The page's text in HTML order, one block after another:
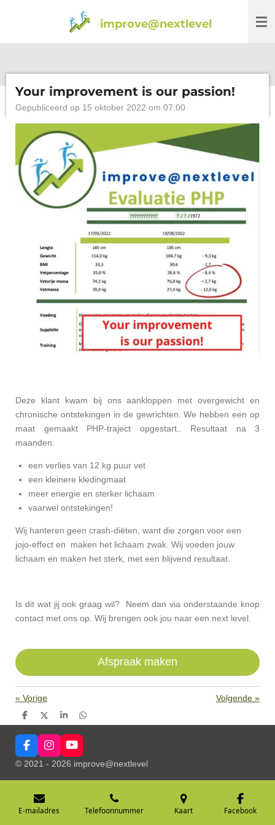
improve@nextlevel
Your improvement is our passion!
Gepubliceerd op 15 oktober 2022 om 07:00
Deze klant kwam bij ons aankloppen met overgewicht en
chronische ontstekingen in de gewrichten. We hebben een op
maat gemaakt PHP-traject opgestart.. Resultaat na 3
maanden:
een verlies van 12 kg puur vet
een kleinere kledingmaat
meer energie en sterker lichaam
vaarwel ontstekingen!
Wij hanteren geen crash-diëten, want die zorgen voor een
jojo-effect en maken het lichaam zwak. Wij voeden jouw
lichaam en maken het sterk, met een blijvend resultaat.
Is dit wat jij ook graag wil? Neem dan via onderstaande knop
contact met ons op. Wij brengen ook jou naar een next level.
Afspraak maken
« Vorige Volgende »
D
e
l
e
n
D
e
e
l
S
h
a
D
e
l
n
F
a
c
e
o
I
n
s
t
r
Y
o
u
T
© 2021 - 2026 improve@nextlevel
E-mailadres Telefoonnummer Kaart Facebook